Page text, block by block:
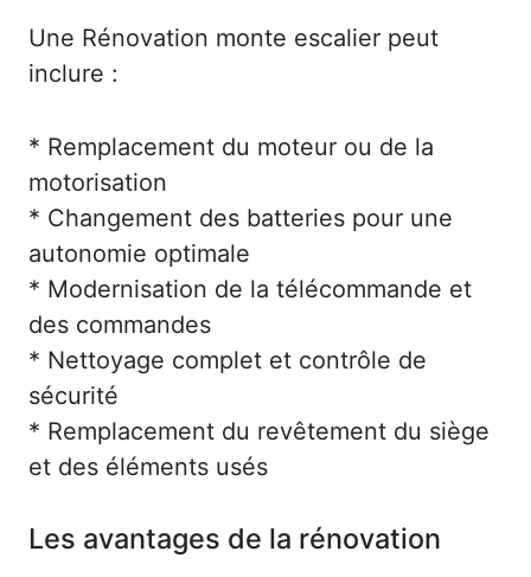
Une Rénovation monte escalier peut
inclure :
* Remplacement du moteur ou de la
motorisation
* Changement des batteries pour une
autonomie optimale
* Modernisation de la télécommande et
des commandes
* Nettoyage complet et contrôle de
sécurité
* Remplacement du revêtement du siège
et des éléments usés
Les avantages de la rénovation